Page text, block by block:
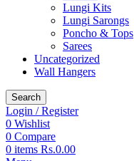
Lungi Kits
Lungi Sarongs
Poncho & Tops
Sarees
Uncategorized
Wall Hangers
Search
Login / Register
0 Wishlist
0 Compare
0 items Rs.0.00